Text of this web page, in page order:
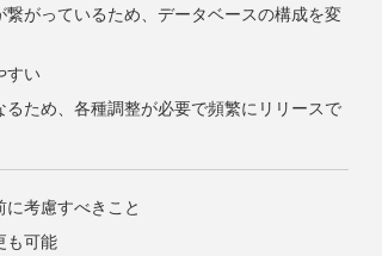
がっているため、データベースの構成を変
すい
ため、各種調整が必要で頻繁にリリースで
考慮すべきこと
も可能